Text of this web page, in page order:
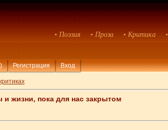
• Поэзия • Проза • Критика
Регистрация Вход
жизни, пока для нас закрытом